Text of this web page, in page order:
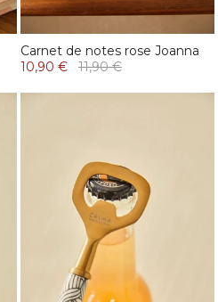
Carnet de notes rose Joanna
10,90 €
11,90 €